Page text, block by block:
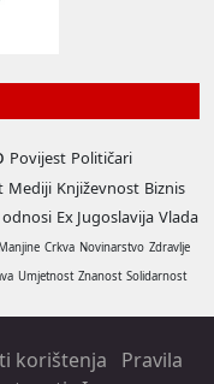
Povijest Političari
Mediji Književnost Biznis
Ex Jugoslavija Vlada
Manjine Crkva Novinarstvo Zdravlje
Umjetnost Znanost Solidarnost
korištenja
Pravila